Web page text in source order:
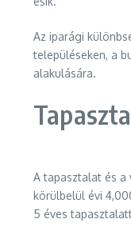
Az iparági
településeken, a
alakulására.
A tapasztalat és a
körülbelül évi
5 éves